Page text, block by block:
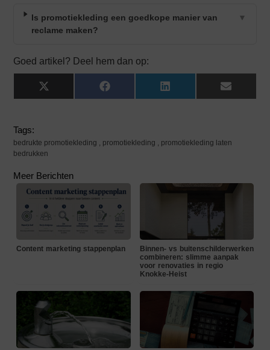
Is promotiekleding een goedkope manier van
reclame maken?
▼
Goed artikel? Deel hem dan op:
X
(Twitter)
Facebook LinkedIn Email
Tags:
bedrukte promotiekleding promotiekleding
promotiekleding laten
bedrukken
Meer Berichten
Content marketing stappenplan
Binnen- vs buitenschilderwerken
combineren: slimme aanpak
voor renovaties in regio
Knokke-Heist